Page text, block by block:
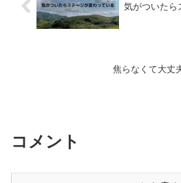
気がついたら
焦らなくて大丈
コメント